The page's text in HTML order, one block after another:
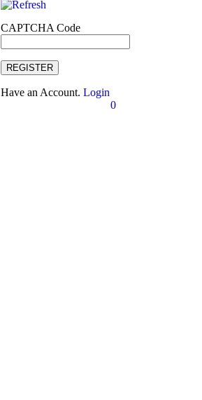
CAPTCHA Code
REGISTER
Have an Account. Login
0